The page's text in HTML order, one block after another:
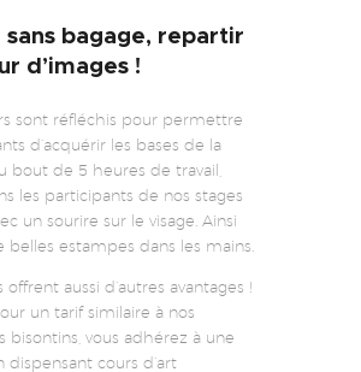
bagage, repartir
d’images !
sont réfléchis pour permettre
d’acquérir les bases de la
bout de 5 heures de travail,
les participants de nos stages
un sourire sur le visage. Ainsi
belles estampes dans les mains.
offrent aussi d’autres avantages !
un tarif similaire à nos
bisontins, vous adhérez à une
dispensant cours d’art